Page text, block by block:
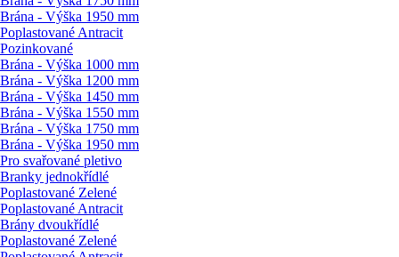
Brána - Výška 1950 mm
Poplastované Antracit
Pozinkované
Brána - Výška 1000 mm
Brána - Výška 1200 mm
Brána - Výška 1450 mm
Brána - Výška 1550 mm
Brána - Výška 1750 mm
Brána - Výška 1950 mm
Pro svařované pletivo
Branky jednokřídlé
Poplastované Zelené
Poplastované Antracit
Brány dvoukřídlé
Poplastované Zelené